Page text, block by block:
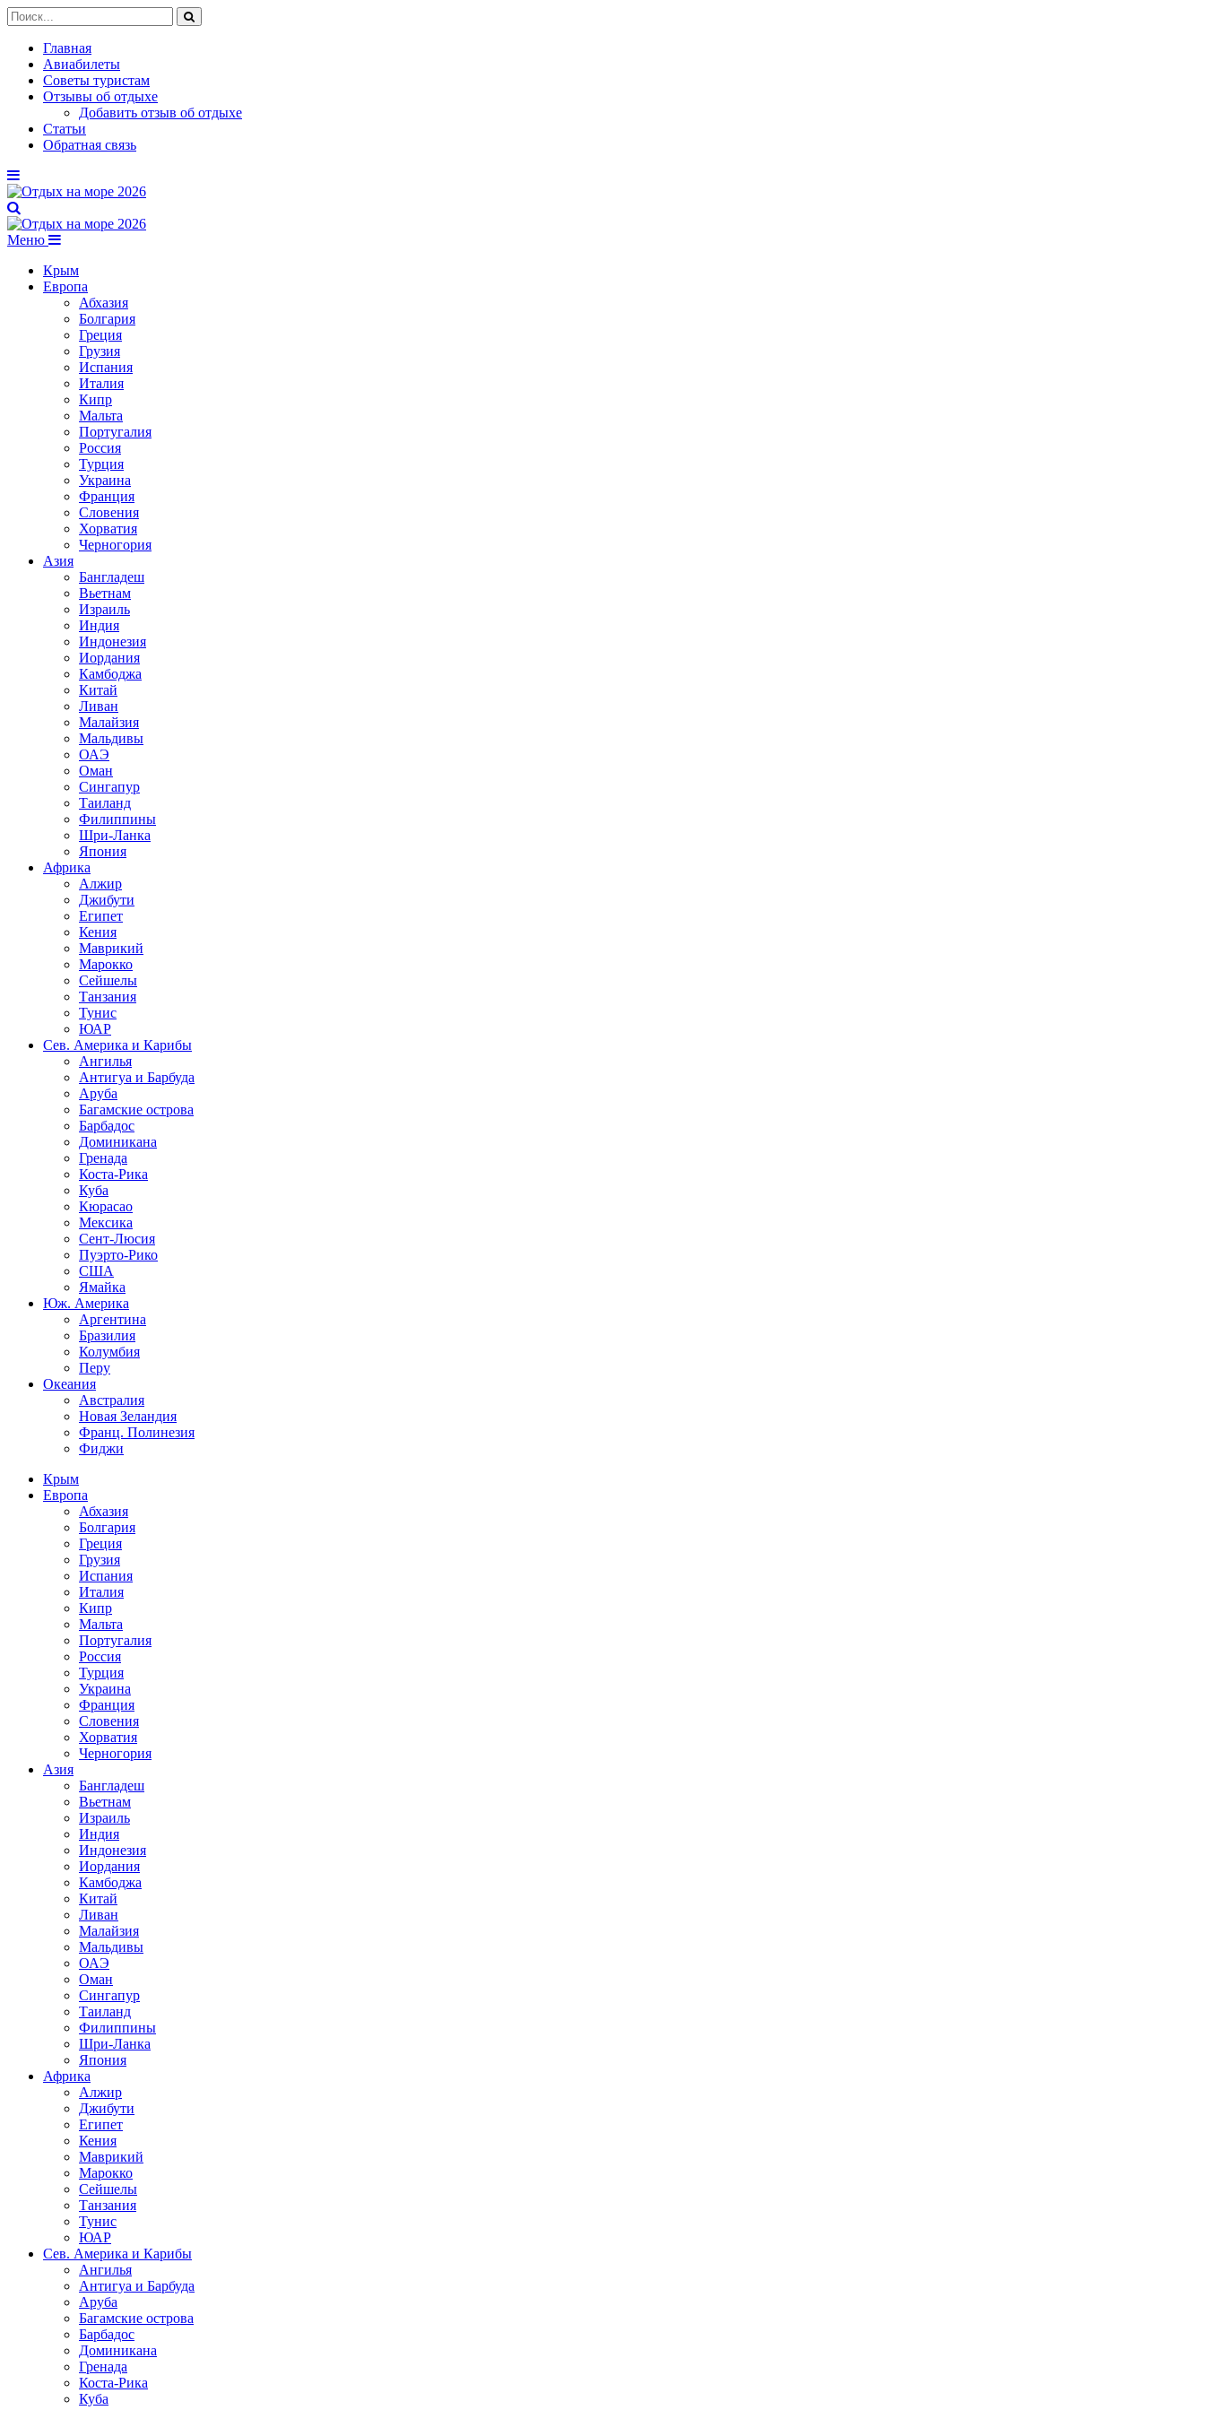
Главная
Авиабилеты
Советы туристам
Отзывы об отдыхе
Добавить отзыв об отдыхе
Статьи
Обратная связь
Меню
Крым
Европа
Абхазия
Болгария
Греция
Грузия
Испания
Италия
Кипр
Мальта
Португалия
Россия
Турция
Украина
Франция
Словения
Хорватия
Черногория
Азия
Бангладеш
Вьетнам
Израиль
Индия
Индонезия
Иордания
Камбоджа
Китай
Ливан
Малайзия
Мальдивы
ОАЭ
Оман
Сингапур
Таиланд
Филиппины
Шри-Ланка
Япония
Африка
Алжир
Джибути
Египет
Кения
Маврикий
Марокко
Сейшелы
Танзания
Тунис
ЮАР
Сев. Америка и Карибы
Ангилья
Антигуа и Барбуда
Аруба
Багамские острова
Барбадос
Доминикана
Гренада
Коста-Рика
Куба
Кюрасао
Мексика
Сент-Люсия
Пуэрто-Рико
США
Ямайка
Юж. Америка
Аргентина
Бразилия
Колумбия
Перу
Океания
Австралия
Новая Зеландия
Франц. Полинезия
Фиджи
Крым
Европа
Абхазия
Болгария
Греция
Грузия
Испания
Италия
Кипр
Мальта
Португалия
Россия
Турция
Украина
Франция
Словения
Хорватия
Черногория
Азия
Бангладеш
Вьетнам
Израиль
Индия
Индонезия
Иордания
Камбоджа
Китай
Ливан
Малайзия
Мальдивы
ОАЭ
Оман
Сингапур
Таиланд
Филиппины
Шри-Ланка
Япония
Африка
Алжир
Джибути
Египет
Кения
Маврикий
Марокко
Сейшелы
Танзания
Тунис
ЮАР
Сев. Америка и Карибы
Ангилья
Антигуа и Барбуда
Аруба
Багамские острова
Барбадос
Доминикана
Гренада
Коста-Рика
Куба